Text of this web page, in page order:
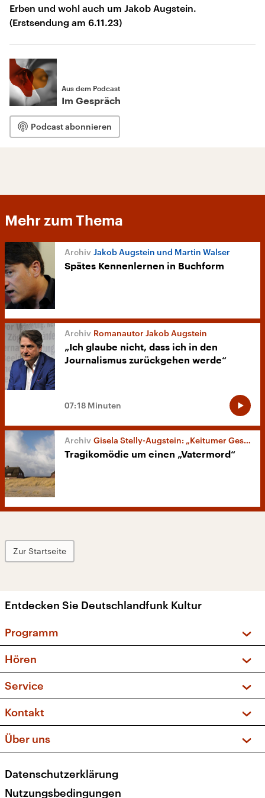
Erben und wohl auch um Jakob Augstein.
(Erstsendung am 6.11.23)
Aus dem Podcast
Im Gespräch
Podcast abonnieren
Mehr zum Thema
Jakob Augstein und Martin Walser
Spätes Kennenlernen in Buchform
Romanautor Jakob Augstein
„Ich glaube nicht, dass ich in den
Journalismus zurückgehen werde“
07:18 Minuten
Gisela Stelly-Augstein: „Keitumer Gespräche“
Tragikomödie um einen „Vatermord“
Zur Startseite
Entdecken Sie Deutschlandfunk Kultur
Programm
Sendungen und Podcasts
Musikliste
Kakadu – Das Kinderprogramm
Hören
Frequenzen (UKW + DAB+)
Service
FAQ
Apps
Newsletter
Veranstaltungen
Kontakt
Social Media
Über uns
Presse
Datenschutzerklärung
Nutzungsbedingungen